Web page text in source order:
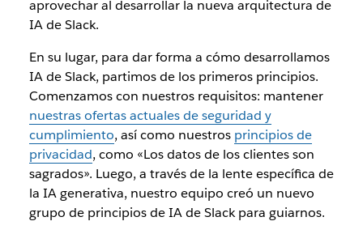
aprovechar al desarrollar la nueva arquitectura de
IA de Slack.
En su lugar, para dar forma a cómo desarrollamos
IA de Slack, partimos de los primeros principios.
Comenzamos con nuestros requisitos: mantener
nuestras ofertas actuales de seguridad y
cumplimiento, así como nuestros principios de
privacidad, como «Los datos de los clientes son
sagrados». Luego, a través de la lente específica de
la IA generativa, nuestro equipo creó un nuevo
grupo de principios de IA de Slack para guiarnos.